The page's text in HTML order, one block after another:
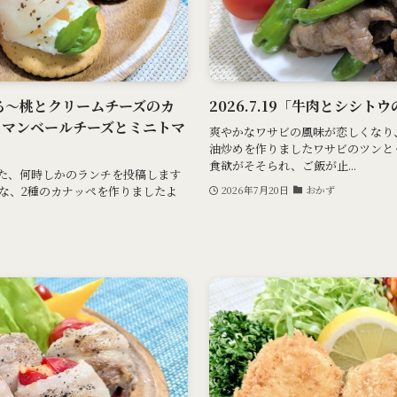
桃とクリームチーズのカ
ンベールチーズとミニトマ
、何時しかのランチを投稿します
、2種のカナッペを作りましたよ
2026.7.19「牛肉とシシトウ
爽やかなワサビの風味が恋しくな
油炒めを作りましたワサビのツン
食欲がそそられ、ご飯が止...
2026年7月20日 おかず